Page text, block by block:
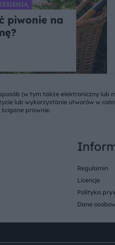
piwonie na
(w tym także elektroniczny lub
lub wykorzystanie utworów w
prawnie.
Regulamin
Licencje
Polityka
Dane